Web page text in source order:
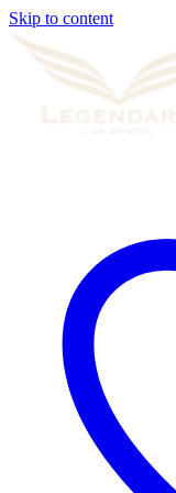
Skip to content